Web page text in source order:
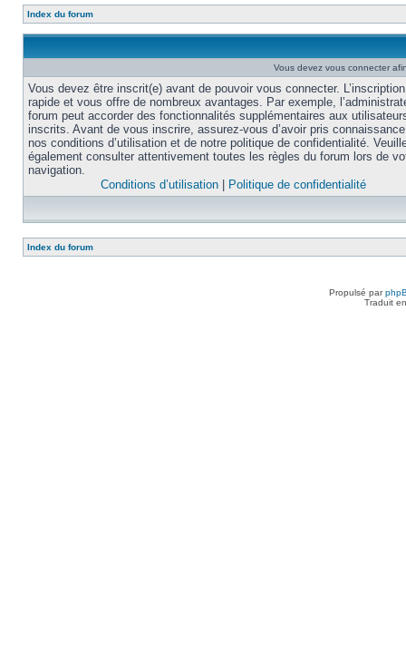
Index du forum
Vous devez vous connecter
Vous devez être inscrit(e) avant de pouvoir vous connecter.
rapide et vous offre de nombreux avantages. Par exemple,
forum peut accorder des fonctionnalités supplémentaires aux
inscrits. Avant de vous inscrire, assurez-vous d’avoir pris
nos conditions d’utilisation et de notre politique de confidentialité.
également consulter attentivement toutes les règles du forum lors de
navigation.
Conditions d’utilisation
Politique de confidentialité
Index du forum
Propulsé par
Traduit